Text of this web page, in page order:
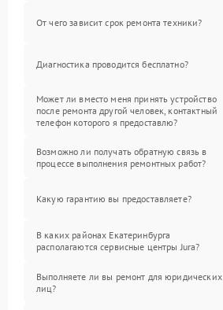
От чего зависит срок ремонта техники?
Диагностика проводится бесплатно?
Может ли вместо меня принять устройство
после ремонта другой человек, контактный
телефон которого я предоставлю?
Возможно ли получать обратную связь в
процессе выполнения ремонтных работ?
Какую гарантию вы предоставляете?
В каких районах Екатеринбурга
располагаются сервисные центры Jura?
Выполняете ли вы ремонт для юридических
лиц?